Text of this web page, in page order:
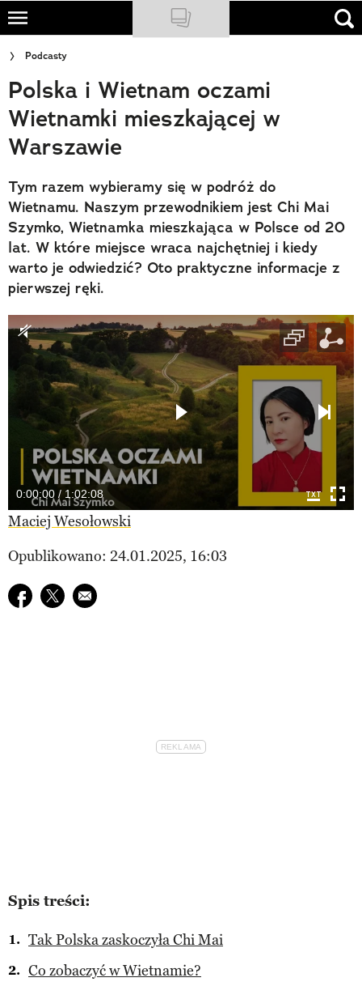
Skip
main
content
NATIONAL GEOGRAPHIC
TRAVELER
PODCASTY
Newsletter
Cuda Polski
Wielki Konkurs Fotograficzny
Polecane
Podcasty
Polska i Wietnam oczami
Wietnamki mieszkającej w
Warszawie
Tym razem wybieramy się w podróż do
Wietnamu. Naszym przewodnikiem jest Chi Mai
Szymko, Wietnamka mieszkająca w Polsce od 20
lat. W które miejsce wraca najchętniej i kiedy
warto je odwiedzić? Oto praktyczne informacje z
pierwszej ręki.
0:00:00 / 1:02:08
Maciej Wesołowski
Opublikowano: 24.01.2025, 16:03
Udostępnij na facebook
Udostępnij na twitter
E-mail do przyjaciela
Spis treści:
Tak Polska zaskoczyła Chi Mai
Co zobaczyć w Wietnamie?